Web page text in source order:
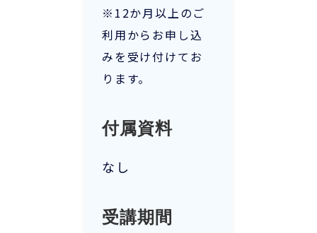
※12か月以上のご
利用からお申し込
みを受け付けてお
ります。
付属資料
なし
受講期間